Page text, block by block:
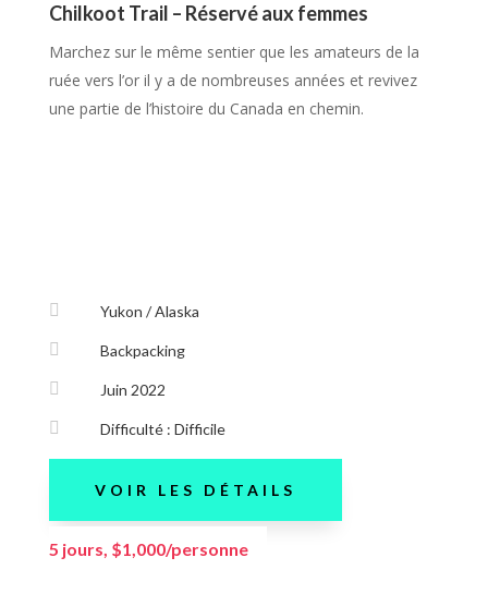
Chilkoot Trail – Réservé aux femmes
Marchez sur le même sentier que les amateurs de la
ruée vers l’or il y a de nombreuses années et revivez
une partie de l’histoire du Canada en chemin.
 Yukon / Alaska
 Backpacking
 Juin 2022
 Difficulté : Difficile
VOIR LES DÉTAILS
5 jours, $1,000/personne